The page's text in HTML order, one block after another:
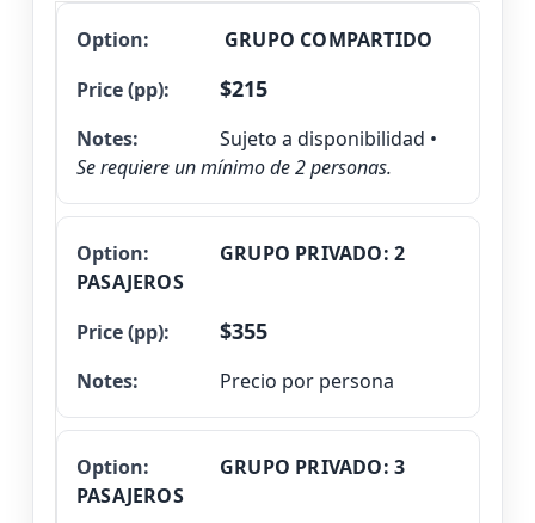
Opción Notas
GRUPO COMPARTIDO
$215
Sujeto a disponibilidad •
Se requiere un mínimo de 2 personas.
GRUPO PRIVADO: 2
PASAJEROS
$355
Precio por persona
GRUPO PRIVADO: 3
PASAJEROS